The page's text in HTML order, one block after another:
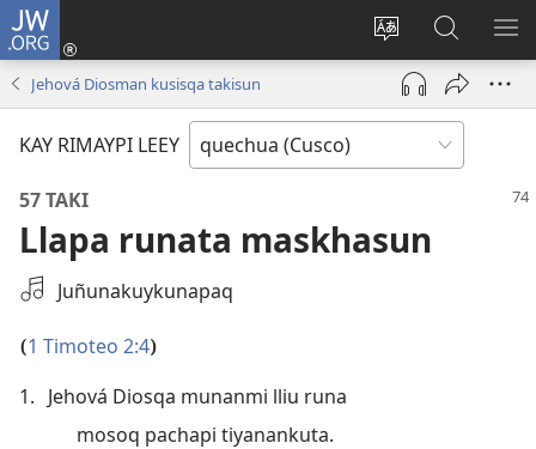
JW.ORG
Direccionpi
akllay
Sutiykiwan
jaykuy
(abre
nueva
JW.ORG
nisqapi
maskhay
Jehová Diosman kusisqa takisun
KAY RIMAYPI LEEY
57 TAKI
Llapa runata maskhasun
Seleccione
grabación
audio
Juñunakuykunapaq
(1 Timoteo 2:4)
1. Jehová Diosqa munanmi lliu runa
mosoq pachapi tiyanankuta.